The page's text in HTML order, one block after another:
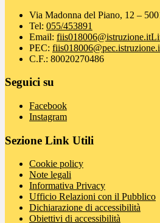
Via Madonna del Piano, 12 –
Tel: 055/453891
Email: fiis018006@istruzione.it
PEC:
C.F.: 80020270486
Seguici su
Facebook
Instagram
Sezione Link Utili
Cookie policy
Note legali
Informativa Privacy
Ufficio Relazioni con il Pubblico
Dichiarazione di accessibilità
Obiettivi di accessibilità